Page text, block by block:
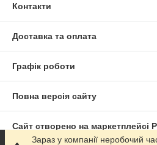
Контакти
Доставка та оплата
Графік роботи
Повна версія сайту
Сайт створено на маркетплейсі
Зараз у компанії неробочий